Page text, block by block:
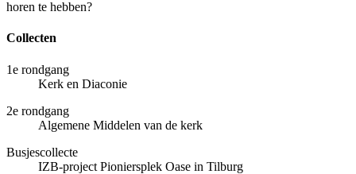
horen te hebben?
Collecten
1e rondgang
Kerk en Diaconie
2e rondgang
Algemene Middelen van de kerk
Busjescollecte
IZB-project Pioniersplek Oase in Tilburg